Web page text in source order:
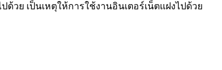
วย เป็นเหตุให้การใช้งานอินเตอร์เน็ตแฝงไปด้วย